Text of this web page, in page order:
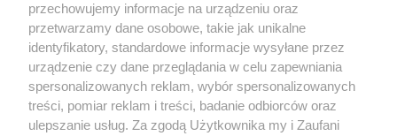
przechowujemy informacje na urządzeniu oraz
przetwarzamy dane osobowe, takie jak unikalne
identyfikatory, standardowe informacje wysyłane przez
urządzenie czy dane przeglądania w celu zapewniania
spersonalizowanych reklam, wybór spersonalizowanych
treści, pomiar reklam i treści, badanie odbiorców oraz
ulepszanie usług. Za zgodą Użytkownika my i Zaufani